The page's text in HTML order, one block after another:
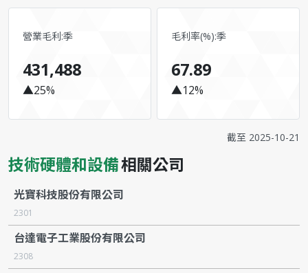
營業毛利:季
431,488
▲25%
毛利率(%):季
67.89
▲12%
截至 2025-10-21
技術硬體和設備相關公司
光寶科技股份有限公司
2301
台達電子工業股份有限公司
2308